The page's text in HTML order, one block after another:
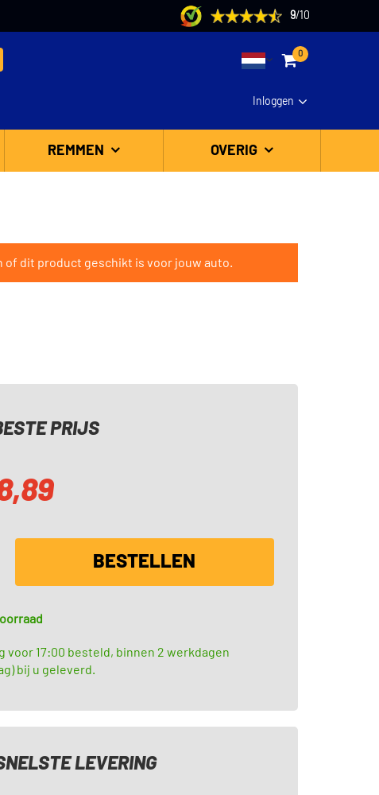
9/ 10
0
Inloggen
REMMEN OVERIG
of dit product geschikt is voor jouw auto.
PRIJS
BESTELLEN
voor 17:00 besteld, binnen 2 werkdagen
bij u geleverd.
LEVERING